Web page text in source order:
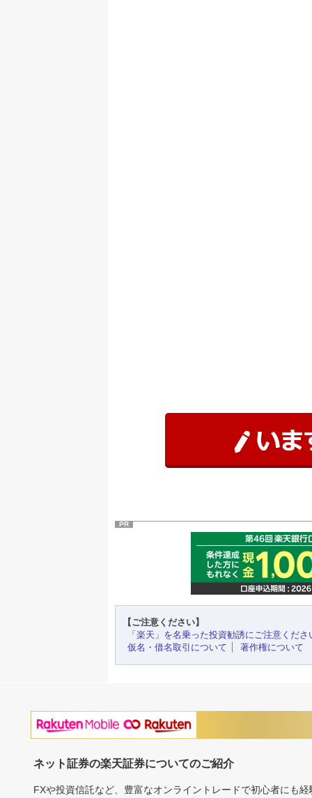
PR
【ご注意ください】
「楽天」を名乗った投資勧誘にご注意くださ
仮名・借名取引について
著作権について
ネット証券の楽天証券についてのご紹介
FXや投資信託など、豊富なオンライントレードで初心者にも